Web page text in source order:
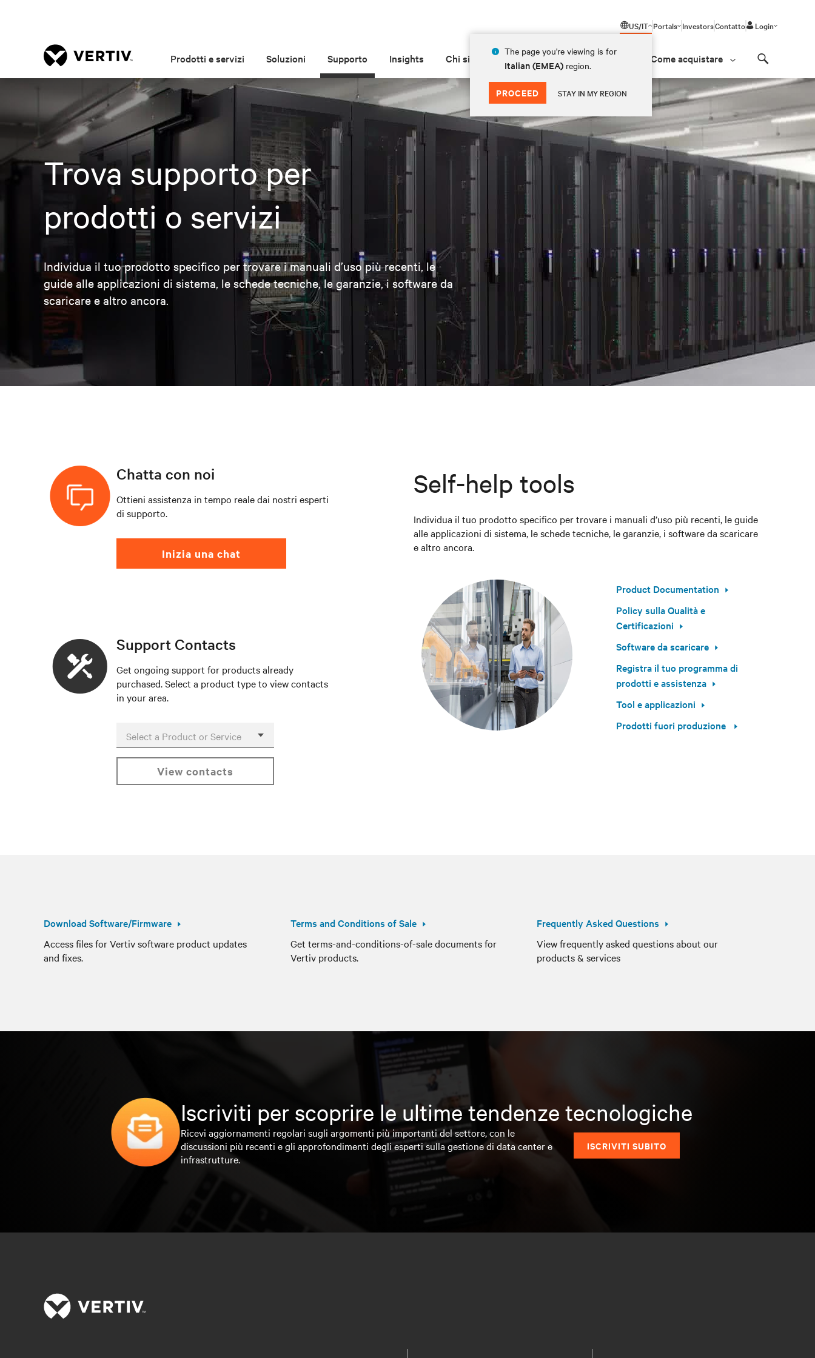
US/IT
The page you're viewing is for
Italian (EMEA) region.
PROCEED STAY IN MY REGION
Portals InvestorsContatto Login
Prodotti e servizi Soluzioni Supporto Insights Chi siamo Come acquistare
Trova supporto per
prodotti o servizi
Individua il tuo prodotto specifico per trovare i manuali d’uso più recenti, le
guide alle applicazioni di sistema, le schede tecniche, le garanzie, i software da
scaricare e altro ancora.
Chatta con noi
Ottieni assistenza in tempo reale dai nostri esperti
di supporto.
Inizia una chat
Support Contacts
Get ongoing support for products already
purchased. Select a product type to view contacts
in your area.
Select a Product or Service
view contacts
Self-help tools
Individua il tuo prodotto specifico per trovare i manuali d’uso più recenti, le guide
alle applicazioni di sistema, le schede tecniche, le garanzie, i software da scaricare
e altro ancora.
Product Documentation
Policy sulla Qualità e
Certificazioni
Software da scaricare
Registra il tuo programma di
prodotti e assistenza
Tool e applicazioni
Prodotti fuori produzione
Download Software/Firmware
Access files for Vertiv software product updates
and fixes.
Terms and Conditions of Sale
Get terms-and-conditions-of-sale documents for
Vertiv products.
Frequently Asked Questions
View frequently asked questions about our
products & services
Iscriviti per scoprire le ultime tendenze tecnologiche
Ricevi aggiornamenti regolari sugli argomenti più importanti del settore, con le
discussioni più recenti e gli approfondimenti degli esperti sulla gestione di data center e
infrastrutture.
ISCRIVITI SUBITO